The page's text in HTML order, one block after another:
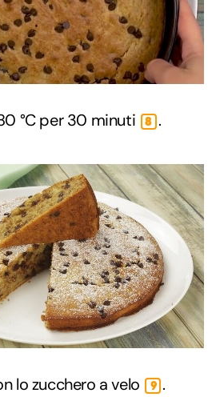
°C per 30 minuti 8 .
lo zucchero a velo 9 .